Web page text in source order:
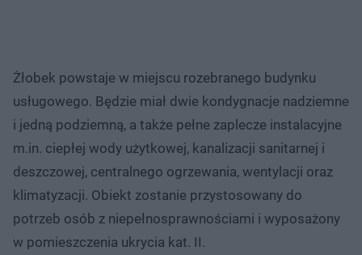
Żłobek powstaje w miejscu rozebranego budynku
usługowego. Będzie miał dwie kondygnacje nadziemne
i jedną podziemną, a także pełne zaplecze instalacyjne
m.in. ciepłej wody użytkowej, kanalizacji sanitarnej i
deszczowej, centralnego ogrzewania, wentylacji oraz
klimatyzacji. Obiekt zostanie przystosowany do
potrzeb osób z niepełnosprawnościami i wyposażony
w pomieszczenia ukrycia kat. II.